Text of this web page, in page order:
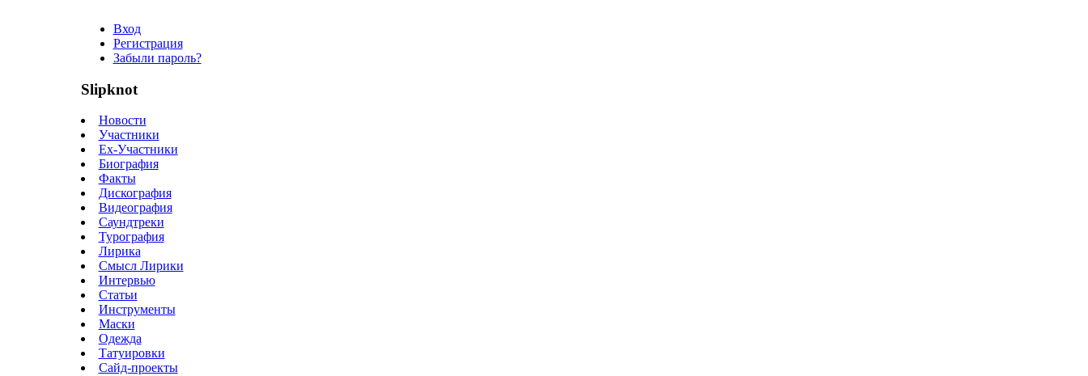
Вход
Регистрация
Забыли пароль?
Slipknot
Новости
Участники
Ex-Участники
Биография
Факты
Дискография
Видеография
Саундтреки
Турография
Лирика
Смысл Лирики
Интервью
Статьи
Инструменты
Маски
Одежда
Татуировки
Сайд-проекты